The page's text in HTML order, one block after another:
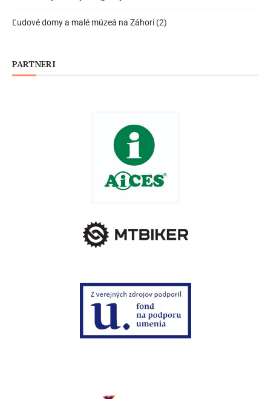
Ľudové domy a malé múzeá na Záhorí (2)
PARTNERI